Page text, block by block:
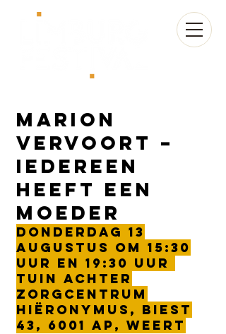
MARION
VERVOORT –
IEDEREEN
HEEFT EEN
MOEDER
donderdag 13
augustus om 15:30
uur en 19:30 uur
Tuin Achter
Zorgcentrum
Hiëronymus, Biest
43, 6001 AP, Weert